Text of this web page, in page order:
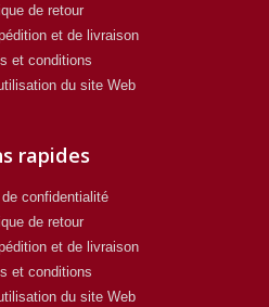
de retour
et de livraison
et conditions
du site Web
rapides
confidentialité
de retour
et de livraison
et conditions
du site Web